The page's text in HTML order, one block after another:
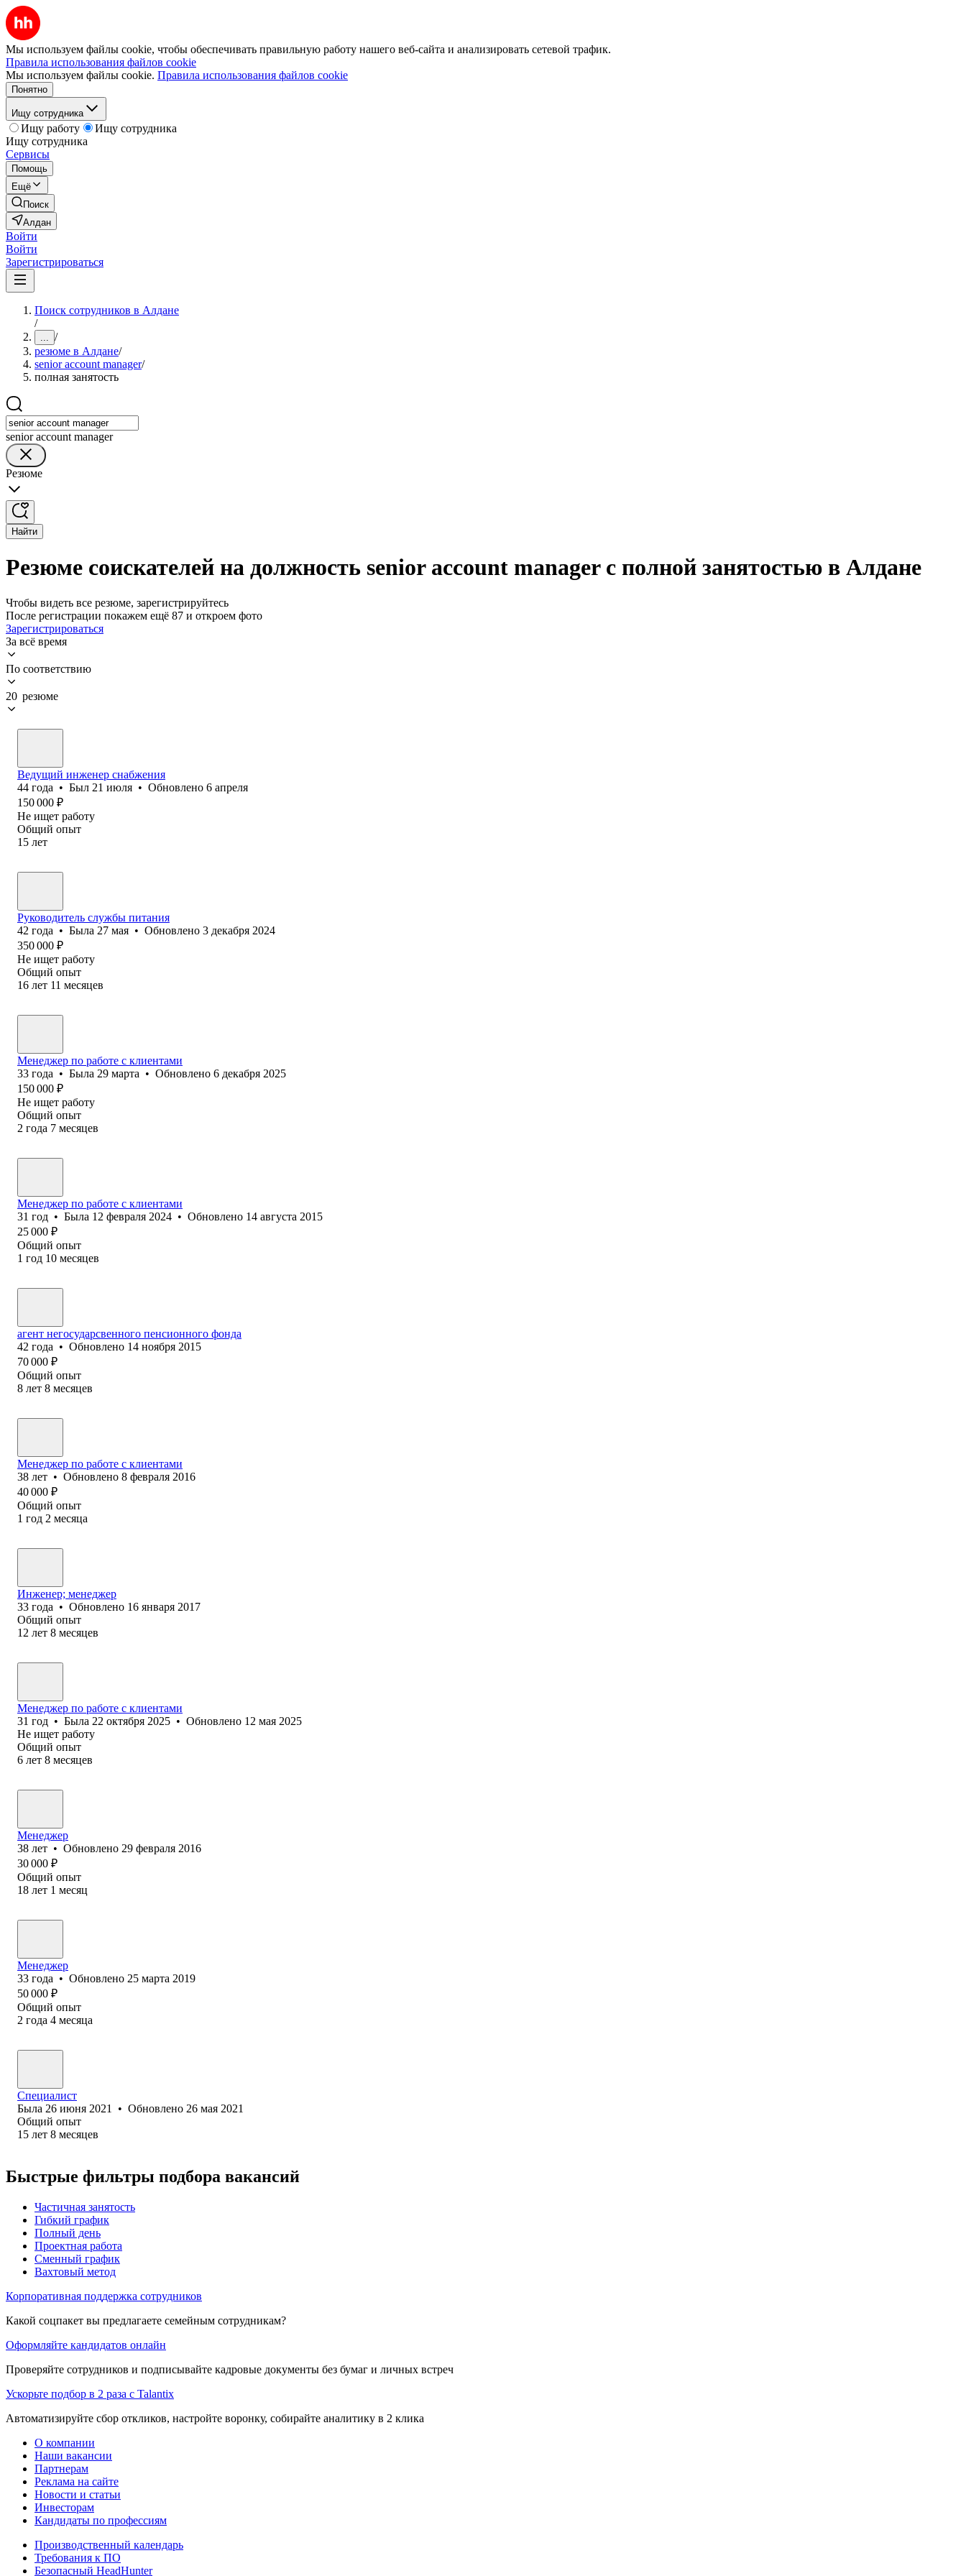
Мы используем файлы cookie, чтобы обеспечивать правильную работу нашего веб-сайта и анализировать сетевой трафик.
Правила использования файлов cookie
Мы используем файлы cookie. Правила использования файлов cookie
Понятно
Ищу сотрудника
Ищу работу
Ищу сотрудника
Ищу сотрудника
Сервисы
Помощь
Ещё
Поиск
Алдан
Войти
Войти
Зарегистрироваться
Поиск сотрудников в Алдане
/
... /
резюме в Алдане/
senior account manager/
полная занятость
senior account manager
Резюме
Найти
Резюме соискателей на должность senior account manager с полной занятостью в Алдане
Чтобы видеть все резюме, зарегистрируйтесь
После регистрации покажем ещё 87 и откроем фото
Зарегистрироваться
За всё время
По соответствию
20 резюме
Ведущий инженер снабжения
44 года • Был 21 июля • Обновлено 6 апреля
150 000 ₽
Не ищет работу
Общий опыт
15 лет
Руководитель службы питания
42 года • Была 27 мая • Обновлено 3 декабря 2024
350 000 ₽
Не ищет работу
Общий опыт
16 лет 11 месяцев
Менеджер по работе с клиентами
33 года • Была 29 марта • Обновлено 6 декабря 2025
150 000 ₽
Не ищет работу
Общий опыт
2 года 7 месяцев
Менеджер по работе с клиентами
31 год • Была 12 февраля 2024 • Обновлено 14 августа 2015
25 000 ₽
Общий опыт
1 год 10 месяцев
агент негосударсвенного пенсионного фонда
42 года • Обновлено 14 ноября 2015
70 000 ₽
Общий опыт
8 лет 8 месяцев
Менеджер по работе с клиентами
38 лет • Обновлено 8 февраля 2016
40 000 ₽
Общий опыт
1 год 2 месяца
Инженер; менеджер
33 года • Обновлено 16 января 2017
Общий опыт
12 лет 8 месяцев
Менеджер по работе с клиентами
31 год • Была 22 октября 2025 • Обновлено 12 мая 2025
Не ищет работу
Общий опыт
6 лет 8 месяцев
Менеджер
38 лет • Обновлено 29 февраля 2016
30 000 ₽
Общий опыт
18 лет 1 месяц
Менеджер
33 года • Обновлено 25 марта 2019
50 000 ₽
Общий опыт
2 года 4 месяца
Специалист
Была 26 июня 2021 • Обновлено 26 мая 2021
Общий опыт
15 лет 8 месяцев
Быстрые фильтры подбора вакансий
Частичная занятость
Гибкий график
Полный день
Проектная работа
Сменный график
Вахтовый метод
Корпоративная поддержка сотрудников
Какой соцпакет вы предлагаете семейным сотрудникам?
Оформляйте кандидатов онлайн
Проверяйте сотрудников и подписывайте кадровые документы без бумаг и личных встреч
Ускорьте подбор в 2 раза с Talantix
Автоматизируйте сбор откликов, настройте воронку, собирайте аналитику в 2 клика
О компании
Наши вакансии
Партнерам
Реклама на сайте
Новости и статьи
Инвесторам
Кандидаты по профессиям
Производственный календарь
Требования к ПО
Безопасный HeadHunter